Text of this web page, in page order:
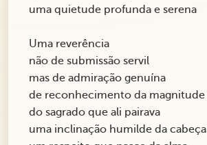
uma quietude profunda e serena
Uma reverência
não de submissão servil
mas de admiração genuína
de reconhecimento da magnitude
do sagrado que ali pairava
uma inclinação humilde da cabeça